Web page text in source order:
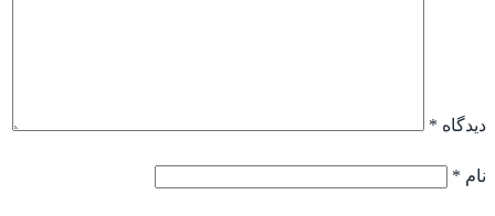
دیدگاه *
نام *